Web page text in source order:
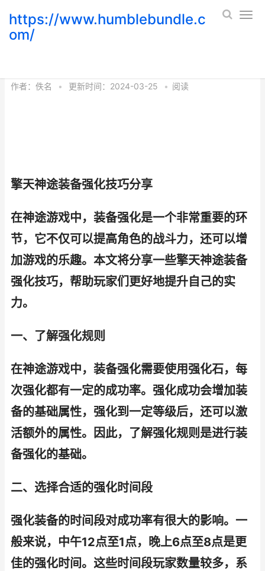
https://www.humblebundle.c
om/
作者： 佚名 • 更新时间：2024-03-25 • 阅读
擎天神途装备强化技巧分享
在神途游戏中，装备强化是一个非常重要的环
节，它不仅可以提高角色的战斗力，还可以增
加游戏的乐趣。本文将分享一些擎天神途装备
强化技巧，帮助玩家们更好地提升自己的实
力。
一、了解强化规则
在神途游戏中，装备强化需要使用强化石，每
次强化都有一定的成功率。强化成功会增加装
备的基础属性，强化到一定等级后，还可以激
活额外的属性。因此，了解强化规则是进行装
备强化的基础。
二、选择合适的强化时间段
强化装备的时间段对成功率有很大的影响。一
般来说，中午12点至1点，晚上6点至8点是更
佳的强化时间。这些时间段玩家数量较多，系